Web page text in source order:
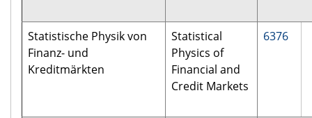
Statistische Physik von
Finanz- und
Kreditmärkten
Statistical
Physics of
Financial and
Credit Markets
6376